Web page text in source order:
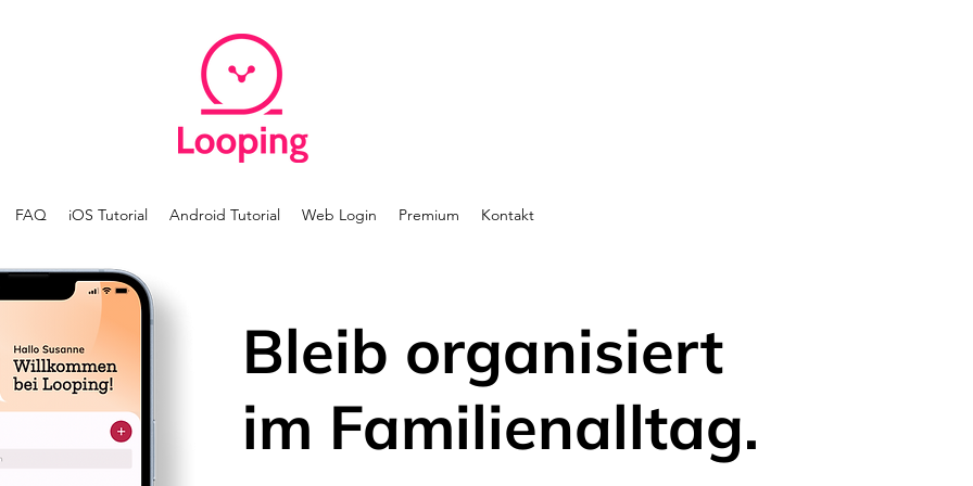
FAQ iOS Tutorial Android Tutorial Web Login Premium Kontakt
Bleib organisiert
im Familienalltag.